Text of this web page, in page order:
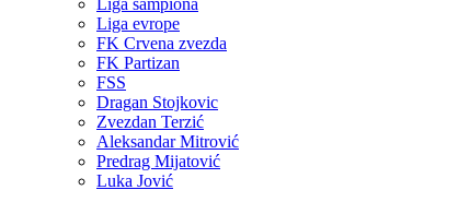
Liga šampiona
Liga evrope
FK Crvena zvezda
FK Partizan
FSS
Dragan Stojkovic
Zvezdan Terzić
Aleksandar Mitrović
Predrag Mijatović
Luka Jović